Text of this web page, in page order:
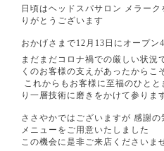
日頃はヘッドスパサロン メラー
りがとうございます
おかげさまで12月13日にオープ
まだまだコロナ禍での厳しい状況
くのお客様の支えがあったからこ
これからもお客様に至福のひと
り一層技術に磨きをかけて参りま
ささやかではございますが 感謝
メニューをご用意いたしました
この機会に是非ご来店くださいま